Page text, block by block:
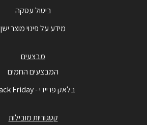
ביטול עסקה
מידע על פינוי מוצר ישן
מבצעים
המבצעים החמים
בלאק פריידי - Black Friday
קטגוריות מובילות